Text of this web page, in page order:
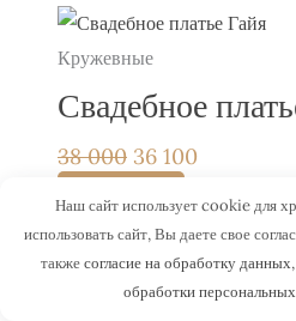
Кружевные
Свадебное
38 000 36 100
5%
Короткие
Наш сайт использует cookie для
использовать сайт, Вы даете свое
такжесогласие на обработку данных
обработки